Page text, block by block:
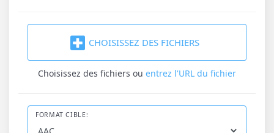
CHOISISSEZ DES FICHIERS
Choisissez des fichiers ou entrez l'URL du fichier
FORMAT CIBLE: